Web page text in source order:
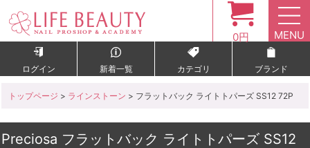
0円 MENU
ログイン 新着一覧 カテゴリ ブランド
トップページ > ラインストーン > フラットバック ライトトパーズ SS12 72P
Preciosa フラットバック ライトトパーズ SS12